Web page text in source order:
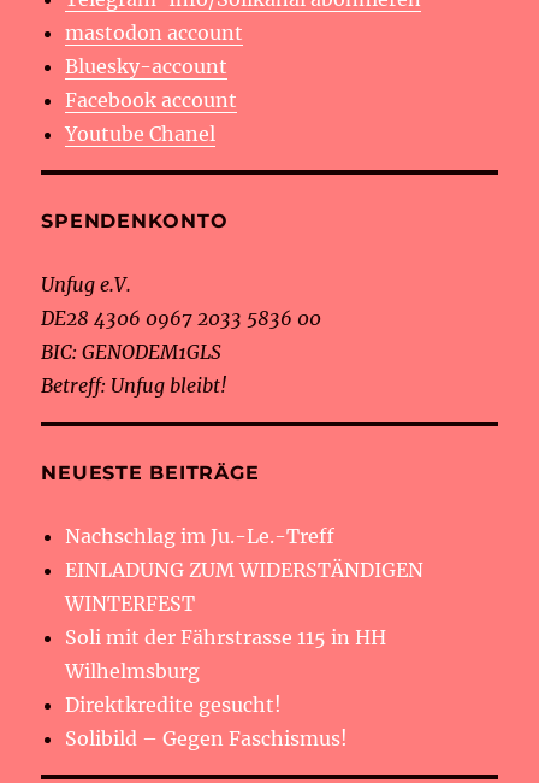
mastodon account
Bluesky-account
Facebook account
Youtube Chanel
SPENDENKONTO
Unfug e.V.
DE28 4306 0967 2033 5836 00
BIC: GENODEM1GLS
Betreff: Unfug bleibt!
NEUESTE BEITRÄGE
Nachschlag im Ju.-Le.-Treff
EINLADUNG ZUM WIDERSTÄNDIGEN
WINTERFEST
Soli mit der Fährstrasse 115 in HH
Wilhelmsburg
Direktkredite gesucht!
Solibild – Gegen Faschismus!